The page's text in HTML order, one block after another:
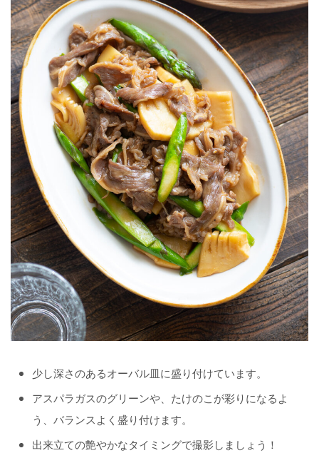
少し深さのあるオーバル皿に盛り付けています。
アスパラガスのグリーンや、たけのこが彩りになるよ
う、バランスよく盛り付けます。
出来立ての艶やかなタイミングで撮影しましょう！